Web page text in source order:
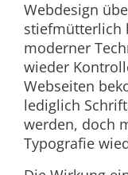
Webdesign
stiefmütterlich
moderner
wieder
Webseiten
lediglich
werden, doch
Typografie